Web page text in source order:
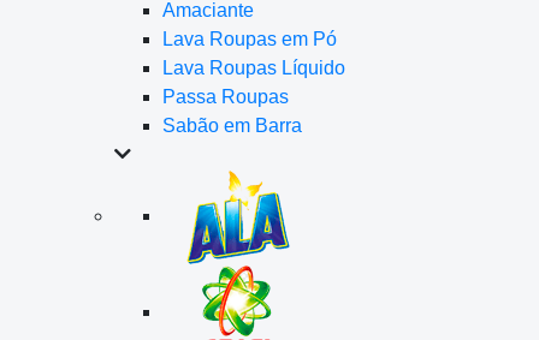
Amaciante
Lava Roupas em Pó
Lava Roupas Líquido
Passa Roupas
Sabão em Barra